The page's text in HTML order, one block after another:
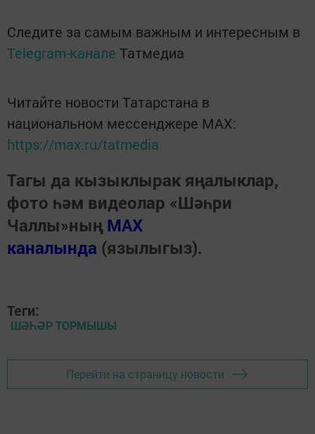
Следите за самым важным и интересным в
Telegram-канале Татмедиа
Читайте новости Татарстана в
национальном мессенджере MАХ:
https://max.ru/tatmedia
Тагы да кызыклырак яңалыклар,
фото һәм видеолар «Шәһри
Чаллы»ның MAX
каналында (язылыгыз).
Теги:
ШӘҺӘР ТОРМЫШЫ
Перейти на страницу новости